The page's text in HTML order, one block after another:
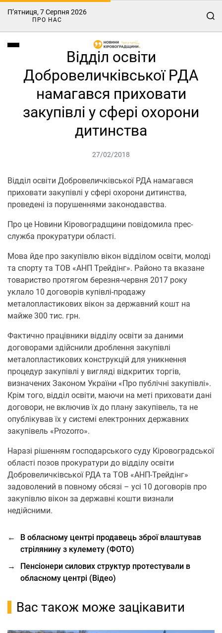
П’ятниця, 7 Серпня 2026
ПРО НАС
Відділ освіти
Добровеличківської РДА
намагався приховати
закупівлі у сфері охорони
дитинства
27/02/2018
Відділ освіти Добровеличківської РДА намагався
приховати закупівлі у сфері охорони дитинства,
проведені із порушеннями законодавства.
Про це Новини Кіровоградщини повідомила прес-
служба прокуратури області.
Мова йде про закупівлю вікон відділом освіти, молоді
та спорту та ТОВ «АНП Трейдінг». Районо та вказане
товариство протягом березня-червня 2017 року
уклало 10 договорів купівлі-продажу
металопластикових вікон за державний кошт на
майже 300 тис. грн.
Фактично працівники відділу освіти за даними
договорами здійснили дроблення закупівлі
металопластикових конструкцій для уникнення
процедур закупівлі у вигляді відкритих торгів,
визначених Законом України «Про публічні закупівлі».
Крім того, відділ освіти, маючи на меті приховати дані
договори, не включив їх до плану закупівель, та не
опублікував їх у системі електронних державних
закупівель «Prozorro».
Наразі рішенням господарського суду Кіровоградської
області позов прокуратури до відділу освіти
Добровеличківської РДА та ТОВ «АНП-Трейдінг»
задоволений в повному обсязі – усі 10 договорів про
закупівлю вікон за державні кошти визнали
недійсними.
←
В обласному центрі продавець зброї влаштував
стрілянину з кулемету (ФОТО)
→
Пенсіонери силових структур протестували в
обласному центрі (Відео)
Вас також може зацікавити